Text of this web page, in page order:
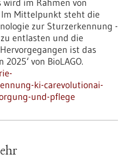
wird im Rahmen von
Mittelpunkt steht die
zur Sturzerkennung -
entlasten und die
ist das
von BioLAGO.
ki-carevolutionai-
und-pflege